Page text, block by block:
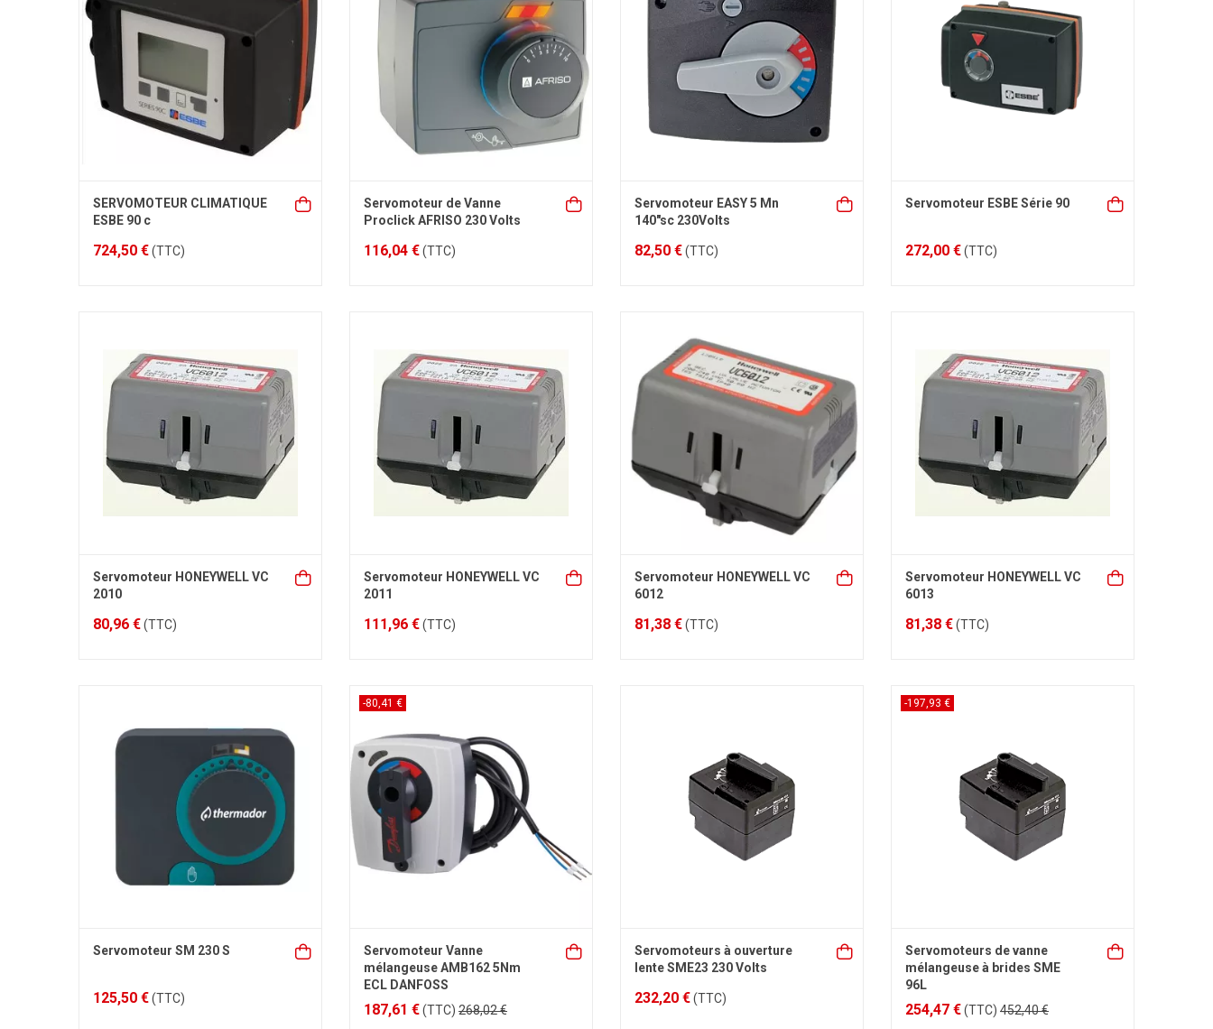
SERVOMOTEUR CLIMATIQUE
ESBE 90 c
724,50 €(TTC)
Servomoteur de Vanne
Proclick AFRISO 230 Volts
116,04 €(TTC)
Servomoteur EASY 5 Mn
140"sc 230Volts
82,50 €(TTC)
Servomoteur ESBE Série 90
272,00 €(TTC)
Servomoteur HONEYWELL VC
2010
80,96 €(TTC)
Servomoteur HONEYWELL VC
2011
111,96 €(TTC)
Servomoteur HONEYWELL VC
6012
81,38 €(TTC)
Servomoteur HONEYWELL VC
6013
81,38 €(TTC)
Servomoteur SM 230 S
125,50 €(TTC)
-80,41 €
Servomoteur Vanne
mélangeuse AMB162 5Nm
ECL DANFOSS
187,61 €(TTC) 268,02 €
Servomoteurs à ouverture
lente SME23 230 Volts
232,20 €(TTC)
-197,93 €
Servomoteurs de vanne
mélangeuse à brides SME
96L
254,47 €(TTC) 452,40 €